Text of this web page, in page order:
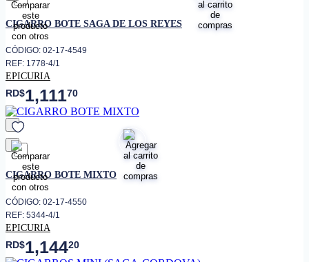
favorito
CIGARRO BOTE SAGA DE LOS REYES
CÓDIGO: 02-17-4549
REF: 1778-4/1
EPICURIA
RD$1,11170
favorito
CIGARRO BOTE MIXTO
CÓDIGO: 02-17-4550
REF: 5344-4/1
EPICURIA
RD$1,14420